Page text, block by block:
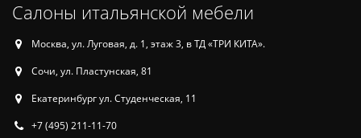
Салоны итальянской мебели
Москва, ул. Луговая, д. 1, этаж 3, в ТД «ТРИ КИТА».
Сочи, ул. Пластунская, 81
Екатеринбург ул. Студенческая, 11
+7 (495) 211-11-70